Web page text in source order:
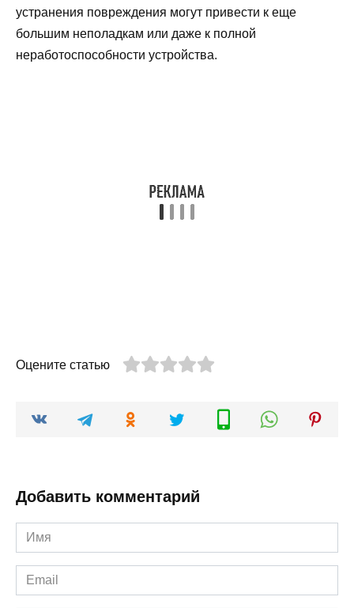
устранения повреждения могут привести к еще
большим неполадкам или даже к полной
неработоспособности устройства.
Оцените статью
Добавить комментарий
Имя
*
Email
*